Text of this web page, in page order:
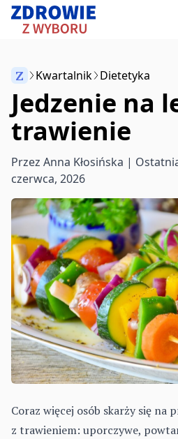
Przeskocz do treści
Z Kwartalnik Dietetyka
Jedzenie na
trawienie
Przez Anna Kłosińska |
czerwca, 2026
Coraz więcej osób skarży się na
z trawieniem: uporczywe,